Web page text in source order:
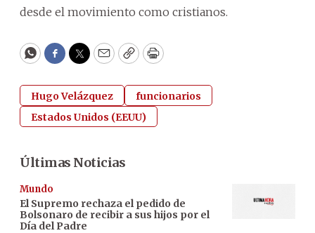
desde el movimiento como cristianos.
WhatsApp
Facebook
Twitter
EmailCopyPrint
Hugo Velázquez
funcionarios
Estados Unidos (EEUU)
Últimas Noticias
Mundo
El Supremo rechaza el pedido de
Bolsonaro de recibir a sus hijos por el
Día del Padre